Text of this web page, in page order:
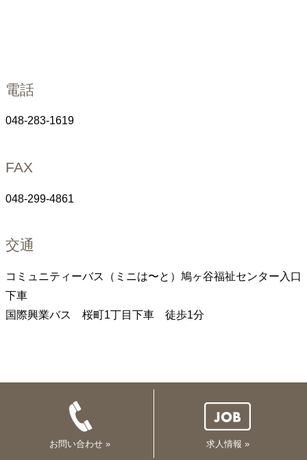
電話
048-283-1619
FAX
048-299-4861
交通
コミュニティーバス（ミニは〜と）鳩ヶ谷福祉センター入口
下車
国際興業バス 桜町1丁目下車 徒歩1分
お問い合わせ » 求人情報 »